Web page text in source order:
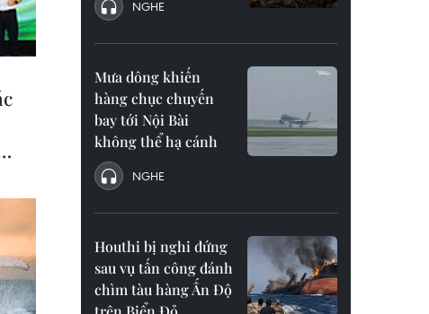
NGHE
Mưa dông khiến
hàng chục chuyến
bay tới Nội Bài
không thể hạ cánh
NGHE
Houthi bị nghi đứng
sau vụ tấn công đánh
chìm tàu hàng Ấn Độ